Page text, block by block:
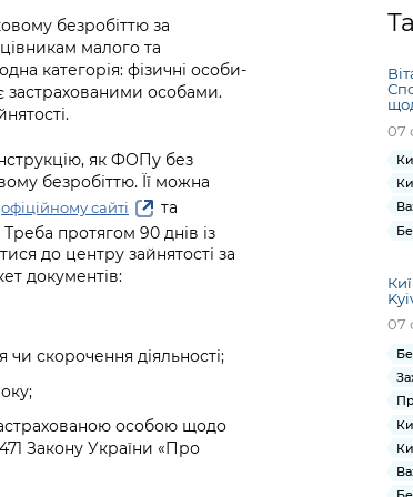
Статистика
Звернення громадян
Регуляторна діяльність
та
Фінанси та бюджет
Безпека та
правопорядок
Ритуальні послуги
Іноземцям / For
foreigners
Інформація з
обмеженим
доступом
онлайн
Проекти
нормативно-
правових та
ся на
from
KCSA
безробіттю за
малого та
категорія: фізичні особи-
застрахованими особами.
як ФОПу без
безробіттю. Її можна
офіційному сайті та
протягом 90 днів із
до центру зайнятості за
документів:
скорочення діяльності;
особою щодо
Закону України «Про
07
07